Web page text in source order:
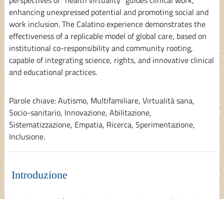
enhancing unexpressed potential and promoting social and
work inclusion. The Calatino experience demonstrates the
effectiveness of a replicable model of global care, based on
institutional co-responsibility and community rooting,
capable of integrating science, rights, and innovative clinical
and educational practices.
Parole chiave: Autismo, Multifamiliare, Virtualità sana,
Socio-sanitario, Innovazione, Abilitazione,
Sistematizzazione, Empatia, Ricerca, Sperimentazione,
Inclusione.
Introduzione